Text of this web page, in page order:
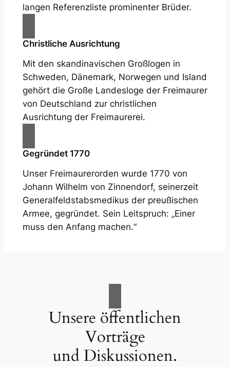
langen Referenzliste prominenter Brüder.
Christliche Ausrichtung
Mit den skandinavischen Großlogen in
Schweden, Dänemark, Norwegen und Island
gehört die Große Landesloge der Freimaurer
von Deutschland zur christlichen
Ausrichtung der Freimaurerei.
Gegründet 1770
Unser Freimaurerorden wurde 1770 von
Johann Wilhelm von Zinnendorf, seinerzeit
Generalfeldstabsmedikus der preußischen
Armee, gegründet. Sein Leitspruch: „Einer
muss den Anfang machen.“
Unsere öffentlichen
Vorträge
und Diskussionen.